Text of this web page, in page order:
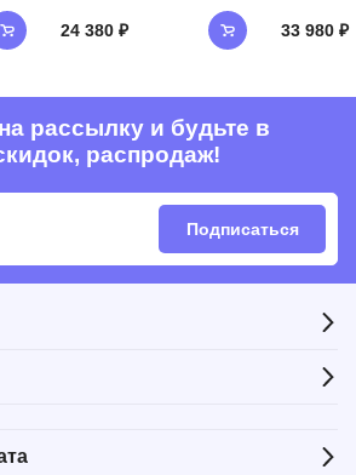
24 380 ₽ 33 980 ₽
рассылку и будьте в
распродаж!
Подписаться